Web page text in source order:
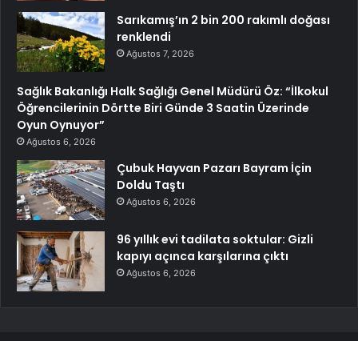
Sarıkamış’ın 2 bin 200 rakımlı doğası
renklendi
Ağustos 7, 2026
Sağlık Bakanlığı Halk Sağlığı Genel Müdürü Öz: “İlkokul
Öğrencilerinin Dörtte Biri Günde 3 Saatin Üzerinde
Oyun Oynuyor”
Ağustos 6, 2026
Çubuk Hayvan Pazarı Bayram İçin
Doldu Taştı
Ağustos 6, 2026
96 yıllık evi tadilata soktular: Gizli
kapıyı açınca karşılarına çıktı
Ağustos 6, 2026